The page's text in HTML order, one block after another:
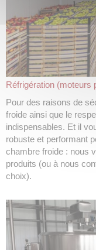
Réfrigération (moteurs
Pour des raisons de
froide ainsi que le
indispensables. Et il
robuste et performant
chambre froide : nous
produits (ou à nous
choix).